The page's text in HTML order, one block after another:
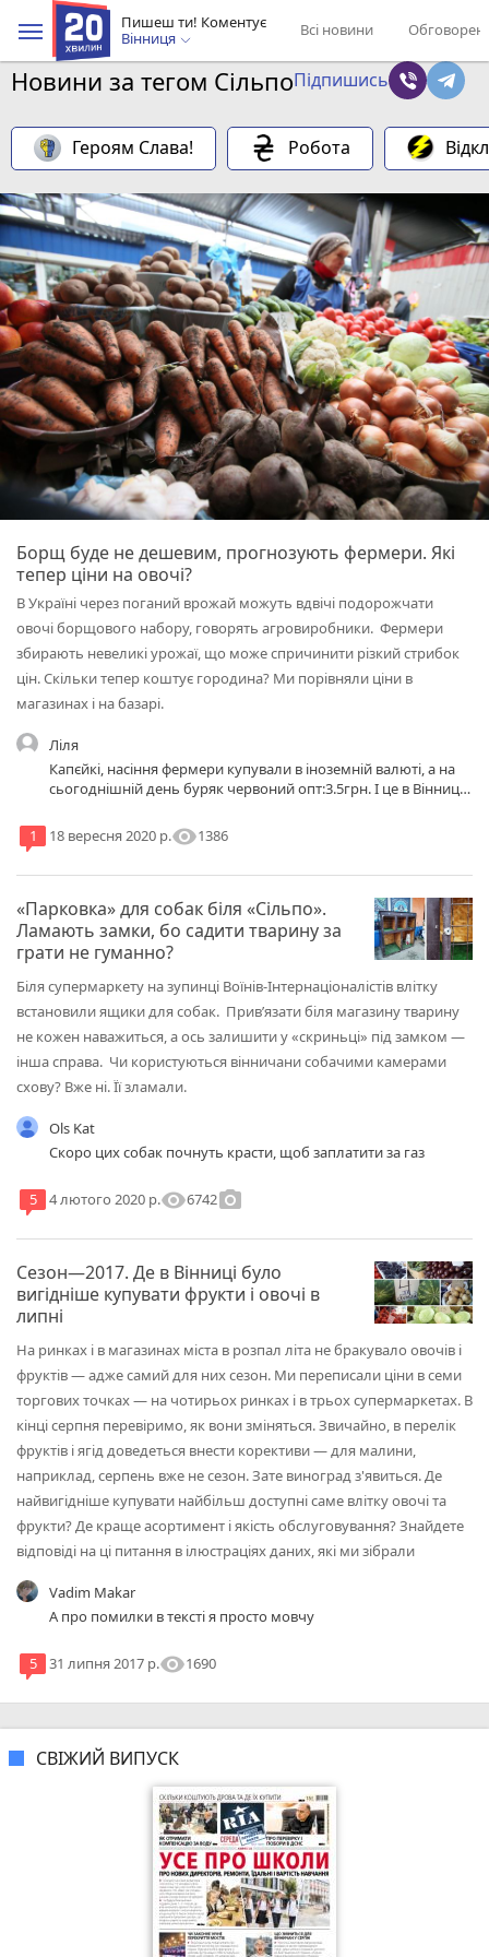
Пишеш ти! Коментує
Вінниця
Всі новини
Новини за тегом СільпоПідпишись
Героям Слава! Робота
Борщ буде не дешевим, прогнозують фермери. Які
тепер ціни на овочі?
В Україні через поганий врожай можуть вдвічі подорожчати
овочі борщового набору, говорять агровиробники. Фермери
збирають невеликі урожаї, що може спричинити різкий стрибок
цін. Скільки тепер коштує городина? Ми порівняли ціни в
магазинах і на базарі.
Ліля
Капєйкі, насіння фермери купували в іноземній валюті, а на
сьогоднішній день буряк червоний опт:3.5грн. І це в Вінниці
1
18 вересня 2020 р.visibility1386
«Парковка» для собак біля «Сільпо».
Ламають замки, бо садити тварину за
грати не гуманно?
Біля супермаркету на зупинці Воїнів-Інтернаціоналістів влітку
встановили ящики для собак. Прив’язати біля магазину тварину
не кожен наважиться, а ось залишити у «скриньці» під замком —
інша справа. Чи користуються вінничани собачими камерами
схову? Вже ні. Її зламали.
Ols Kat
Скоро цих собак почнуть красти, щоб заплатити за газ
5 4 лютого 2020 р.visibility6742photo_camera
Сезон—2017. Де в Вінниці було
вигідніше купувати фрукти і овочі в
липні
На ринках і в магазинах міста в розпал літа не бракувало овочів і
фруктів — адже самий для них сезон. Ми переписали ціни в семи
торгових точках — на чотирьох ринках і в трьох супермаркетах. В
кінці серпня перевіримо, як вони зміняться. Звичайно, в перелік
фруктів і ягід доведеться внести корективи — для малини,
наприклад, серпень вже не сезон. Зате виноград з'явиться. Де
найвигідніше купувати найбільш доступні саме влітку овочі та
фрукти? Де краще асортимент і якість обслуговування? Знайдете
відповіді на ці питання в ілюстраціях даних, які ми зібрали
Vadim Makar
А про помилки в тексті я просто мовчу
5 31 липня 2017 р.visibility1690
СВІЖИЙ ВИПУСК